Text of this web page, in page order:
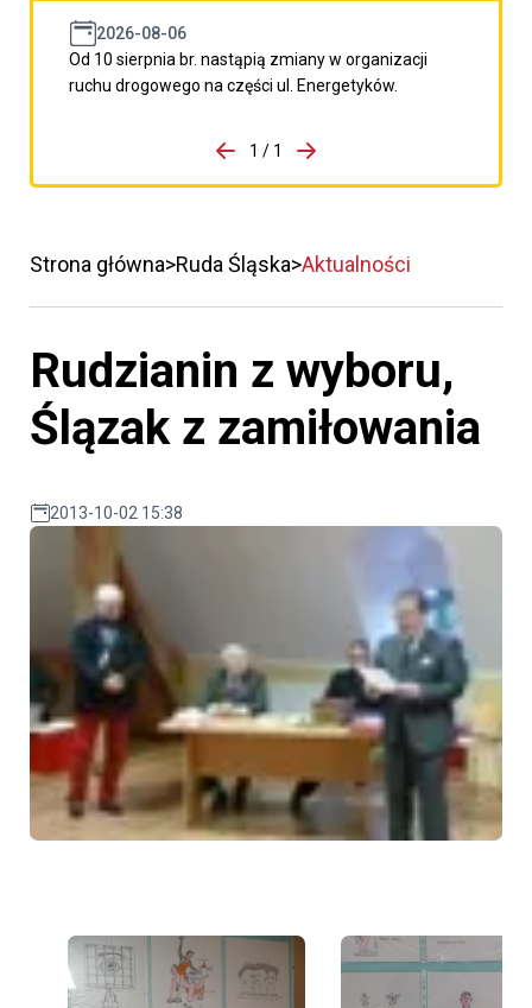
2026-08-06
Od 10 sierpnia br. nastąpią zmiany w organizacji
ruchu drogowego na części ul. Energetyków.
porzpedniego komunikatu
1 / 1
Przejdź do następnego
Strona główna Ruda Śląska Aktualności
Rudzianin z wyboru,
Ślązak z zamiłowania
2013-10-02 15:38